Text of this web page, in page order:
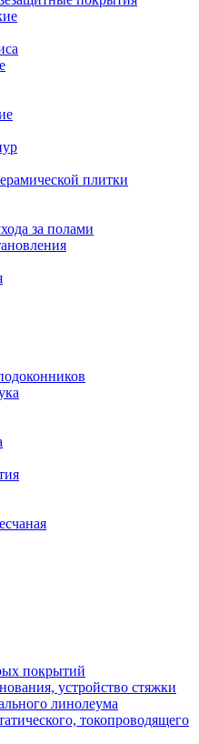
плитки
за полами
покрытий
устройство стяжки
линолеума
токопроводящего